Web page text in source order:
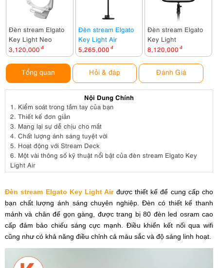
Đèn stream Elgato
Key Light Neo
3,120,000 đ
Đèn stream Elgato
Key Light Air
5,265,000 đ
Đèn stream Elgato
Key Light
8,120,000 đ
Tổng quan Hỏi & đáp Đánh Giá
Nội Dung Chính
1. Kiểm soát trong tầm tay của bạn
2. Thiết kế đơn giản
3. Mang lại sự dễ chịu cho mắt
4. Chất lượng ánh sáng tuyệt vời
5. Hoạt động với Stream Deck
6. Một vài thông số kỹ thuật nổi bật của đèn stream Elgato Key
Light Air
Đèn stream Elgato Key Light Airđược thiết kế để cung cấp cho
bạn chất lượng ánh sáng chuyên nghiệp. Đèn có thiết kế thanh
mảnh và chân đế gọn gàng, được trang bị 80 đèn led osram cao
cấp đảm bảo chiếu sáng cực mạnh. Điều khiển kết nối qua wifi
cũng như có khả năng điều chỉnh cả màu sắc và độ sáng linh hoạt.